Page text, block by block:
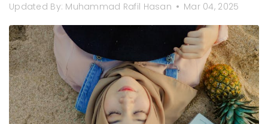
Updated By: Muhammad Rafil Hasan Mar 04, 2025